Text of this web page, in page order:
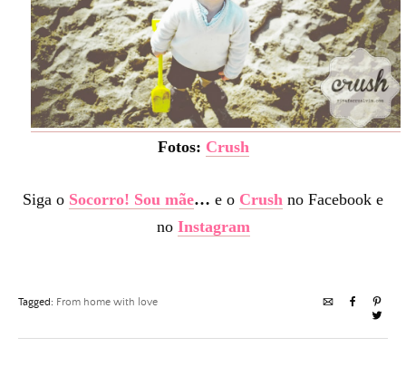
Fotos: Crush
Siga o Socorro! Sou mãe… e o Crush no Facebook e
no Instagram
Tagged: From home with love